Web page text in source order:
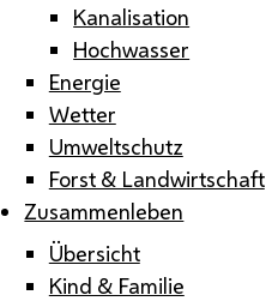
Kanalisation
Hochwasser
Energie
Wetter
Umweltschutz
Forst & Landwirtschaft
Zusammenleben
Übersicht
Kind & Familie